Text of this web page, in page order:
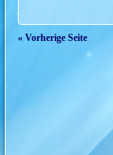
« Vorherige Seite